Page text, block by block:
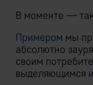
В моменте —
Примером мы
абсолютно
своим
выделяющимся